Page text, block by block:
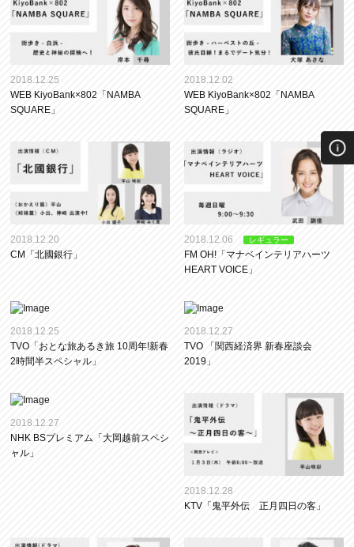
2018.12.25
WEB KiyoBank×802「NAMBA
SQUARE」
2018.12.02
WEB KiyoBank×802「NAMBA
SQUARE」
2018.12.20
CM「北國銀行」
2018.12.06 レギュラー
FM OH!「マナベインテリアハーツ
HEART VOICE」
2018.12.25
TVO「おとな旅あるき旅 10周年!新春
2時間半スペシャル」
2018.12.27
TVO 「関西経済界 新春座談会
2019」
2018.12.27
NHK BSプレミアム「大岡越前スペシ
ャル」
2018.12.28
KTV「鬼平外伝 正月四日の客」